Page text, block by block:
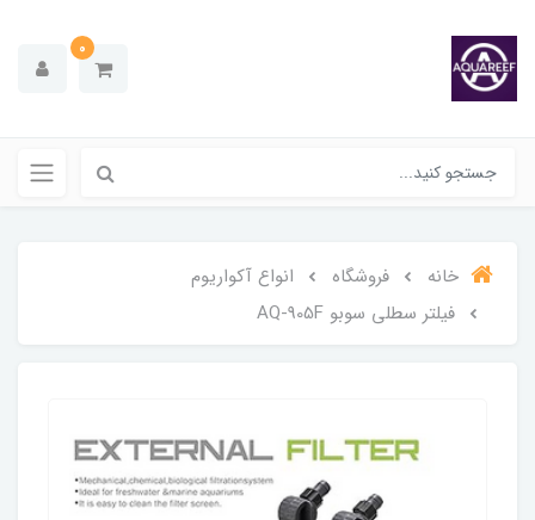
0
خانه فروشگاه
انواع آکواریوم
فیلتر سطلی سوبو AQ-905F